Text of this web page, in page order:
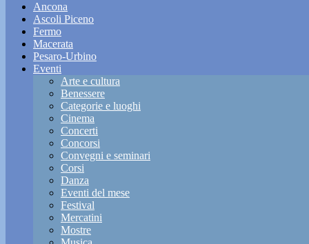
Ancona
Ascoli Piceno
Fermo
Macerata
Pesaro-Urbino
Eventi
Arte e cultura
Benessere
Categorie e luoghi
Cinema
Concerti
Concorsi
Convegni e seminari
Corsi
Danza
Eventi del mese
Festival
Mercatini
Mostre